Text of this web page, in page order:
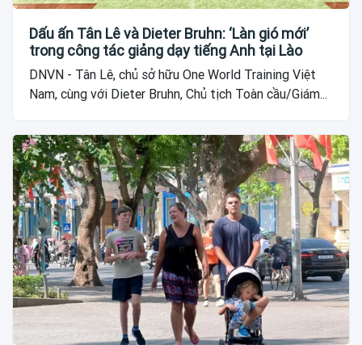
Dấu ấn Tân Lê và Dieter Bruhn: ‘Làn gió mới’
trong công tác giảng dạy tiếng Anh tại Lào
DNVN - Tân Lê, chủ sở hữu One World Training Việt
Nam, cùng với Dieter Bruhn, Chủ tịch Toàn cầu/Giám...